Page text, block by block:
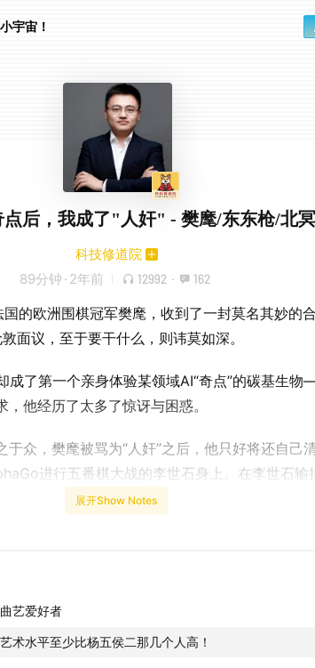
宇宙！
点后，我成了"人奸" - 樊麾/东东枪/北
科技修道院
89分钟 · 2年前 12992 · 162
的欧洲围棋冠军樊麾，收到了一封莫名其妙的
面议，至于要干什么，则讳莫如深。
成了第一个亲身体验某领域AI“奇点”的碳基生
他经历了太多了惊讶与困惑。
于众，樊麾被骂为“人奸”之后，他只好将还自己
进行五番棋大战的李世石身上。在李世石输
判长的樊麾突然觉得自己瞬间漂浮起来，似乎时
骨铭心，对人类来说也值得记忆的历史。虽然从
但是用一个半小时的时间完整、细致地回顾那段
客，还真是史上第一次。
展开Show Notes
艺爱好者
艺术水平至少比杨五侯二那几个人高！